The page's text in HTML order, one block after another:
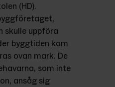
(HD).
skulle uppföra
byggtiden kom
ovan mark. De
som inte
ansåg sig